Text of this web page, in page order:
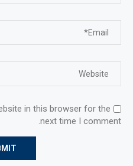
in this browser for the
next time I comment.